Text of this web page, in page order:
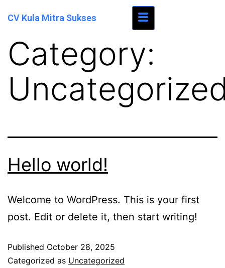
CV Kula Mitra Sukses
Category:
Hello world!
Welcome to WordPress. This is your first
post. Edit or delete it, then start writing!
Published October 28, 2025
Categorized as Uncategorized